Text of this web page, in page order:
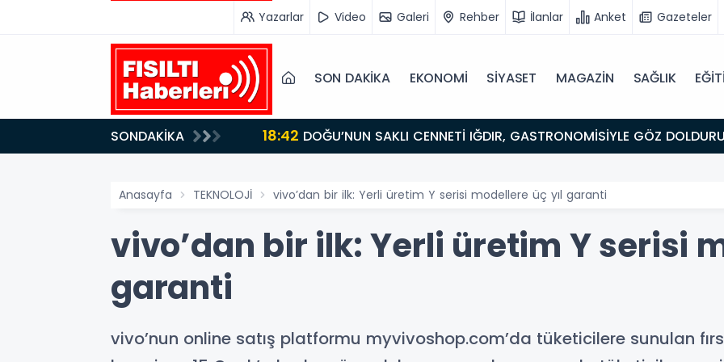
Yazarlar Video Galeri Rehber İlanlar Anket Gazeteler
SON DAKİKA EKONOMİ SİYASET MAGAZİN SAĞLIK
SONDAKİKA 18:42
KÜLTÜRÜNÜN BULUŞMA NOKTASI
Anasayfa TEKNOLOJİ vivo’dan bir ilk: Yerli üretim Y serisi modellere üç yıl garanti
vivo’dan bir ilk: Yerli üretim Y serisi
garanti
vivo’nun online satış platformu myvivoshop.com’da tüketicilere sunulan